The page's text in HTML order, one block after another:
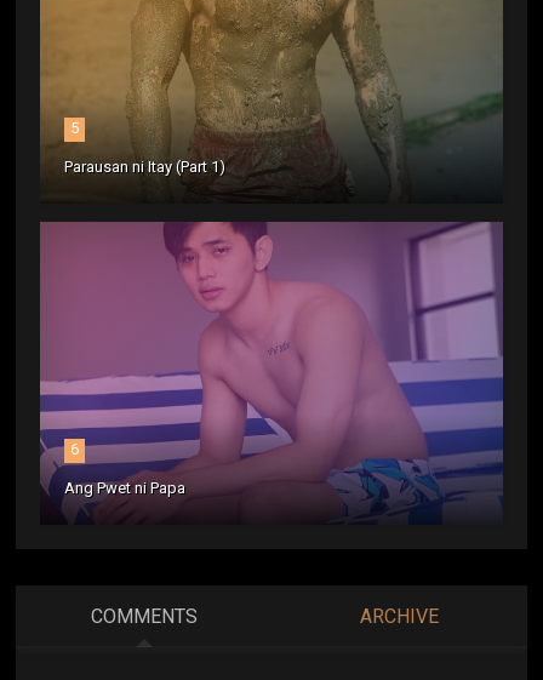
5
Parausan ni Itay (Part 1)
6
Ang Pwet ni Papa
COMMENTS ARCHIVE